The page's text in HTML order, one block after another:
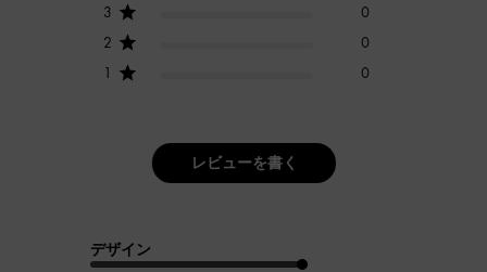
3
0
2
0
1
0
レビューを書く
デザイン